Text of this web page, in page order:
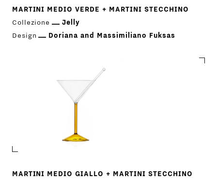
MARTINI MEDIO VERDE + MARTINI STECCHINO
Collezione
Jelly
Design
Doriana and Massimiliano Fuksas
MARTINI MEDIO GIALLO + MARTINI STECCHINO